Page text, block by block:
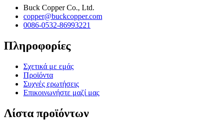
Buck Copper Co., Ltd.
copper@buckcopper.com
0086-0532-86993221
Πληροφορίες
Σχετικά με εμάς
Προϊόντα
Συχνές ερωτήσεις
Επικοινωνήστε μαζί μας
Λίστα προϊόντων